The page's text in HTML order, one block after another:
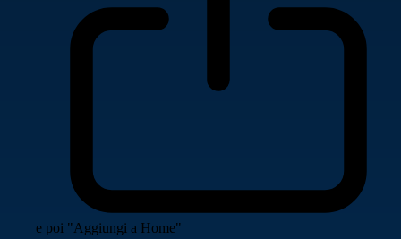
e poi "Aggiungi a Home"